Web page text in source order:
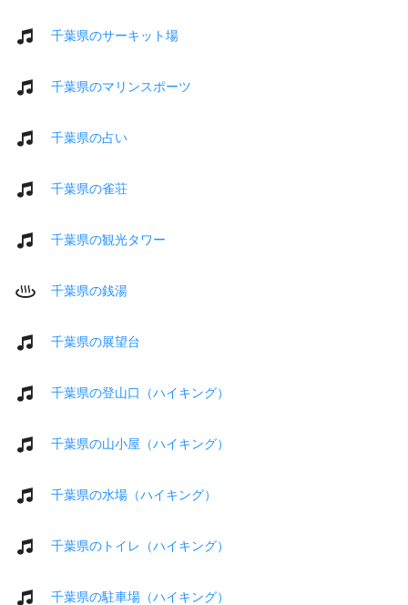
千葉県のサーキット場
千葉県のマリンスポーツ
千葉県の占い
千葉県の雀荘
千葉県の観光タワー
千葉県の銭湯
千葉県の展望台
千葉県の登山口（ハイキング）
千葉県の山小屋（ハイキング）
千葉県の水場（ハイキング）
千葉県のトイレ（ハイキング）
千葉県の駐車場（ハイキング）